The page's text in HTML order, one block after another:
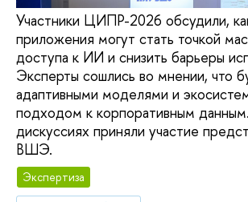
Участники ЦИПР-2026 обсудили,
приложения могут стать точкой
доступа к ИИ и снизить барьеры
Эксперты сошлись во мнении, что
адаптивными моделями и
подходом к корпоративным
дискуссиях приняли участие
ВШЭ.
Экспертиза